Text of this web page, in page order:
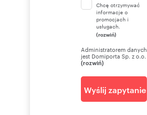
Chcę otrzymywać
informacje o
promocjach i
usługach.
(rozwiń)
Administratorem danych
jest Domiporta Sp. z o.o.
(rozwiń)
Wyślij zapytanie